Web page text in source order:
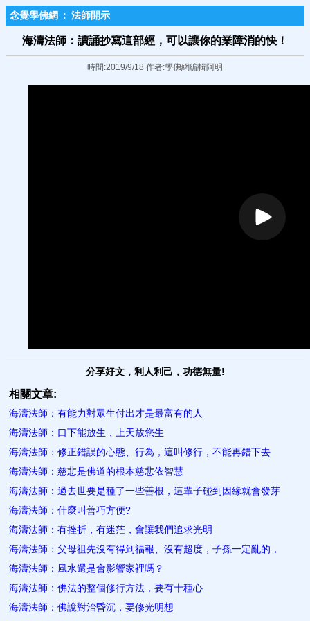
念覺學佛網 : 法師開示
海濤法師：讀誦抄寫這部經，可以讓你的業障消的快！
時間:2019/9/18 作者:學佛網編輯阿明
分享好文，利人利己，功德無量!
相關文章:
海濤法師：有能力對眾生付出才是最富有的人
海濤法師：口下能放生，上天放您生
海濤法師：修正錯誤的心態、行為，這叫修行，不能再錯下去
海濤法師：慈悲是佛道的根本慈悲依智慧
海濤法師：過去世要是種了一些善根，這輩子碰到因緣就會發芽
海濤法師：什麼叫善巧方便?
海濤法師：有挫折，有迷茫，會讓我們追求光明
海濤法師：父母祖先沒有得到福報、沒有超度，子孫一定亂的，
海濤法師：風水還是會影響家裡嗎？
海濤法師：佛法的整個修行方法，要有十種心
海濤法師：佛說對治昏沉，要修光明想